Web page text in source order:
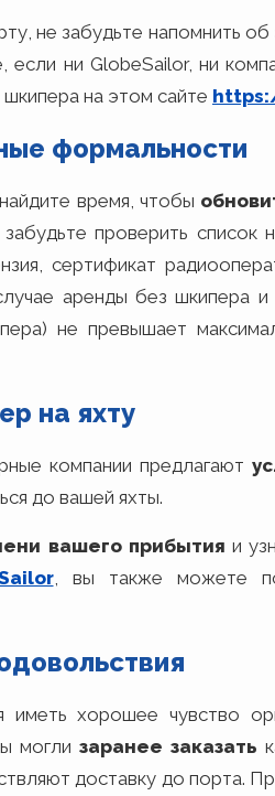
не забудьте напомнить
ни GlobeSailor, ни
на этом сайте
формальности
время, чтобы
проверить список
сертификат
аренды без шкипера и
не превышает
на яхту
компании предлагают
до вашей яхты.
вашего прибытия и
, вы также можете
иметь хорошее чувство
могли заранее заказать
доставку до порта.